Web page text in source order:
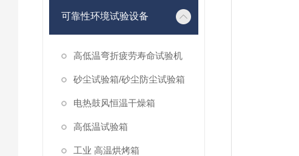
可靠性环境试验设备
高低温弯折疲劳寿命试验机
砂尘试验箱/砂尘防尘试验箱
电热鼓风恒温干燥箱
高低温试验箱
工业 高温烘烤箱